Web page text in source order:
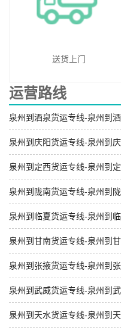
送货上门
运营路线
泉州到酒泉货运专线-泉州到
泉州到庆阳货运专线-泉州到
泉州到陇南货运专线-泉州到
泉州到临夏货运专线-泉州到
泉州到张掖货运专线-泉州到
泉州到武威货运专线-泉州到
泉州到天水货运专线-泉州到